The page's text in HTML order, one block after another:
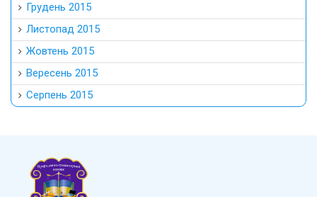
Грудень 2015
Листопад 2015
Жовтень 2015
Вересень 2015
Серпень 2015